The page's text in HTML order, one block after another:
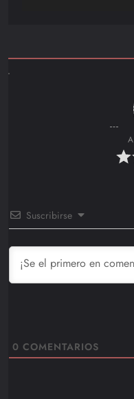
Suscribirse
0 COMENTARIOS